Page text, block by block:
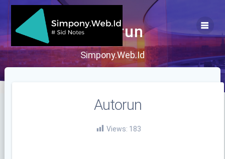
Skip
content
Autorun
Simpony.Web.Id
Autorun
Views: 183